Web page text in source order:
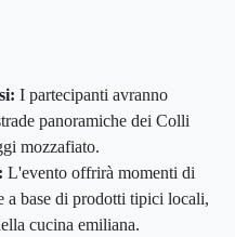
I partecipanti avranno
panoramiche dei Colli
mozzafiato.
L'evento offrirà momenti di
a base di prodotti tipici locali,
cucina emiliana.